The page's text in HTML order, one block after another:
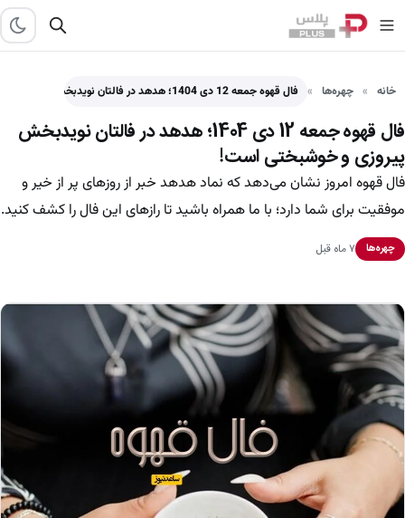
خانه چهره‌ها فال قهوه جمعه 12 دی 1404؛ هدهد در فالتان نویدبخش…
فال قهوه جمعه 12 دی 1404؛ هدهد در فالتان نویدبخش
پیروزی و خوشبختی است!
فال قهوه امروز نشان می‌دهد که نماد هدهد خبر از روزهای پر از خیر و
موفقیت برای شما دارد؛ با ما همراه باشید تا رازهای این فال را کشف کنید.
چهره‌ها ۷ ماه قبل